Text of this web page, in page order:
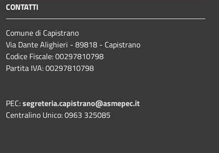
CONTATTI
Comune di Capistrano
Via Dante Alighieri - 89818 - Capistrano
Codice Fiscale: 00297810798
Partita IVA: 00297810798
PEC:segreteria.capistrano@asmepec.it
Centralino Unico: 0963 325085